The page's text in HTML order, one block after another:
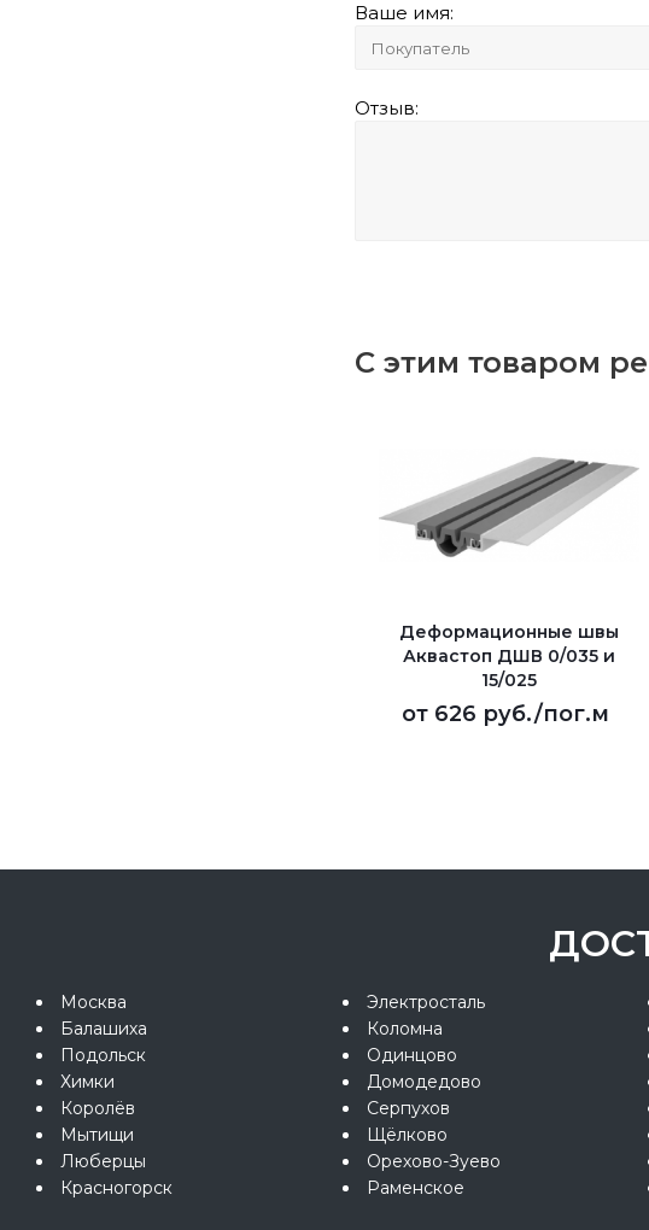
Ваше имя:
Отзыв:
С этим товаром
Деформационные швы
Аквастоп ДШВ 0/035 и
15/025
от 626 руб./пог.м
Москва
Балашиха
Подольск
Химки
Королёв
Мытищи
Люберцы
Красногорск
Электросталь
Коломна
Одинцово
Домодедово
Серпухов
Щёлково
Орехово-Зуево
Раменское